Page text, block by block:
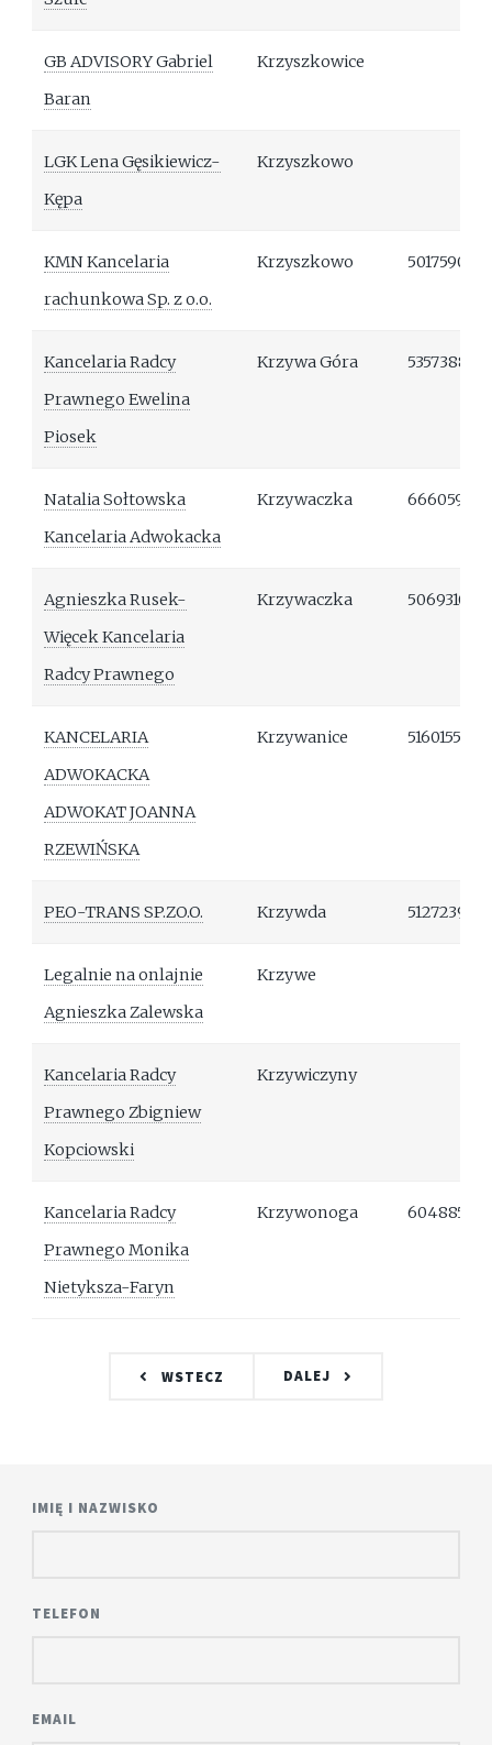
GB ADVISORY Gabriel
Baran
Krzyszkowice
LGK Lena Gęsikiewicz-
Kępa
Krzyszkowo
KMN Kancelaria
rachunkowa Sp. z o.o.
Krzyszkowo 501759034
Kancelaria Radcy
Prawnego Ewelina
Piosek
Krzywa Góra 535738871
Natalia Sołtowska
Kancelaria Adwokacka
Krzywaczka
Agnieszka Rusek-
Więcek Kancelaria
Radcy Prawnego
Krzywaczka 506931087
KANCELARIA
ADWOKACKA
ADWOKAT JOANNA
RZEWIŃSKA
Krzywanice 516015543
PEO-TRANS SP.ZO.O. Krzywda 512723966
Legalnie na onlajnie
Agnieszka Zalewska
Krzywe
Kancelaria Radcy
Prawnego Zbigniew
Kopciowski
Krzywiczyny
Kancelaria Radcy
Prawnego Monika
Nietyksza-Faryn
Krzywonoga
WSTECZ DALEJ
IMIĘ I NAZWISKO
TELEFON
EMAIL